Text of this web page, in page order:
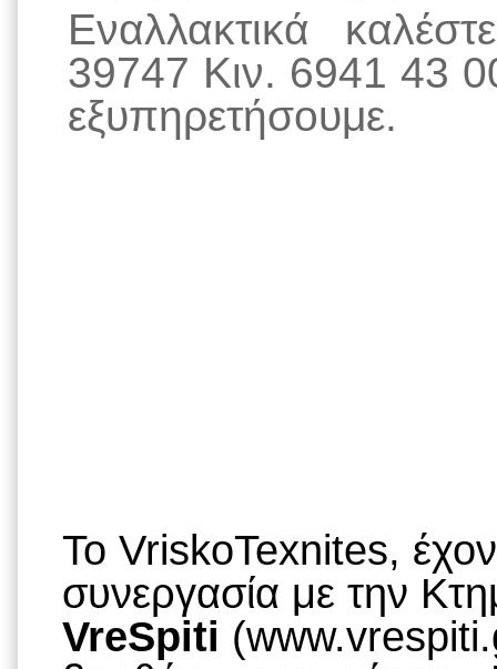
Εναλλακτικά
39747 Κιν. 6941 43
εξυπηρετήσουμε.
To VriskoTexnites,
συνεργασία με την
VreSpiti